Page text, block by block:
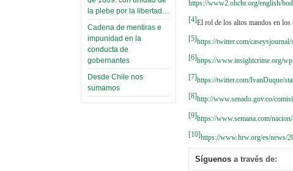
la plebe por la libertad…
Cadena de mentiras e
impunidad en la
conducta de
gobernantes
Desde Chile nos
sumamos
https://www2.ohchr.org/english/
[4]El rol de los altos mandos en
[5]https://twitter.com/
[6]https://www.insightcrime.org/
[7]https://twitter.com/IvanDuque/
[8]http://www.senado.gov.co/
[9]https://www.semana.com/
[10]https://www.hrw.org/es/news/
Síguenos a través de: